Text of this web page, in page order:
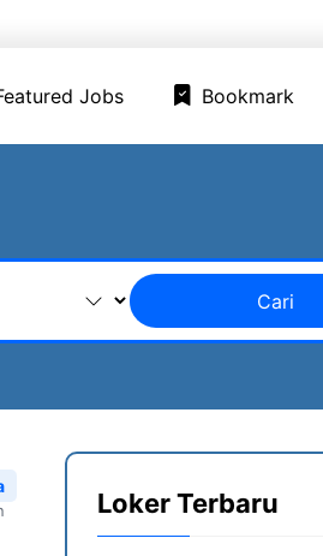
Jobs Bookmark
Cari
Loker Terbaru